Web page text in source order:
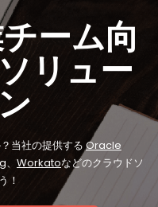
ーム向
リュー
当社の提供する Oracle
、 Workatoなどのクラウドソ
！